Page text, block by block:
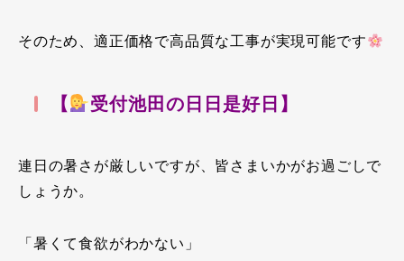
そのため、適正価格で高品質な工事が実現可能です
【 受付池田の日日是好日】
連日の暑さが厳しいですが、皆さまいかがお過ごしで
しょうか。
「暑くて食欲がわかない」